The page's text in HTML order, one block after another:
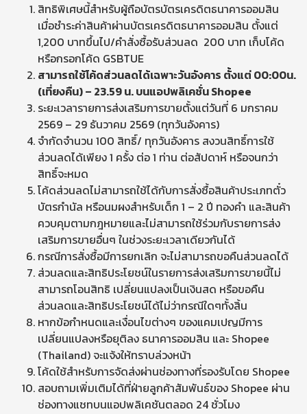
สิทธิพิเศษนี้สำหรับผู้ถือบัตรบัตรเครดิตธนาคารออมสิน
เมื่อชำระค่าสินค้าผ่านบัตรเครดิตธนาคารออมสิน ตั้งแต่
1,200 บาทขึ้นไป/คำสั่งซื้อรับส่วนลด 200 บาท เก็บโค้ด
หรือกรอกโค้ด GSBTUE
สามารถใช้โค้ดส่วนลดได้เฉพาะวันอังคาร ตั้งแต่ 00:00น.
(เที่ยงคืน) – 23.59 น. บนแอปพลิเคชั่นShopee
ระยะเวลารายการส่งเสริมการขายตั้งแต่วันที่ 6 มกราคม
2569 – 29 ธันวาคม 2569 (ทุกวันอังคาร)
จำกัดจำนวน 100 สิทธิ์/ ทุกวันอังคาร สงวนสิทธิ์การใช้
ส่วนลดได้เพียง 1 ครั้ง ต่อ 1 ท่าน ต่อสัปดาห์ หรือจนกว่า
สิทธิ์จะหมด
โค้ดส่วนลดไม่สามารถใช้ได้กับการสั่งซื้อสินค้าประเภทตั๋ว
บัตรกำนัล หรือนมผงสำหรับเด็ก 1 – 2 ปี ทองคำ และสินค้า
ควบคุมตามกฎหมายและไม่สามารถใช้ร่วมกับรายการส่ง
เสริมการขายอื่นๆ ในช่วงระยะเวลาเดียวกันได้
กรณีการสั่งซื้อมีการยกเลิก จะไม่สามารถขอคืนส่วนลดได้
ส่วนลดและสิทธิประโยชน์ในรายการส่งเสริมการขายนี้ไม่
สามารถโอนสิทธิ เปลี่ยนแปลงเป็นเงินสด หรือขอคืน
ส่วนลดและสิทธิประโยชน์ได้ไม่ว่ากรณีใดๆทั้งสิ้น
หากข้อกำหนดและเงื่อนไขต่างๆ ของแคมเปญมีการ
เปลี่ยนแปลงหรือยุติลง ธนาคารออมสิน และ Shopee
(Thailand) จะแจ้งให้ทราบล่วงหน้า
โค้ดใช้สำหรับการจัดส่งผ่านช่องทางที่รองรับโดย Shopee
สอบถามเพิ่มเติมได้ที่ฝ่ายลูกค้าสัมพันธ์ของ Shopee ผ่าน
ช่องทางแชทบนแอปพลิเคชันตลอด 24 ชั่วโมง